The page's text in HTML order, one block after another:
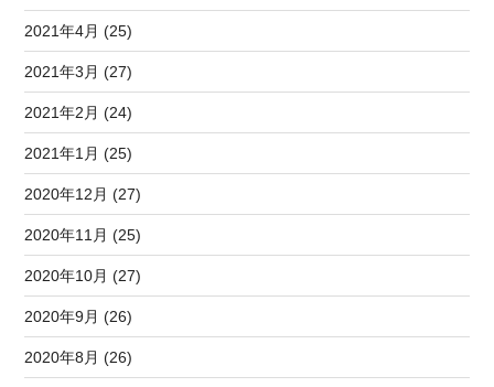
2021年4月 (25)
2021年3月 (27)
2021年2月 (24)
2021年1月 (25)
2020年12月 (27)
2020年11月 (25)
2020年10月 (27)
2020年9月 (26)
2020年8月 (26)